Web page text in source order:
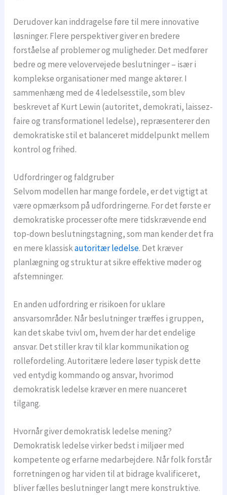
Derudover kan inddragelse føre til mere innovative
løsninger. Flere perspektiver giver en bredere
forståelse af problemer og muligheder. Det medfører
bedre og mere velovervejede beslutninger – især i
komplekse organisationer med mange aktører. I
sammenhæng med de 4 ledelsesstile, som blev
beskrevet af Kurt Lewin (autoritet, demokrati, laissez-
faire og transformationel ledelse), repræsenterer den
demokratiske stil et balanceret middelpunkt mellem
kontrol og frihed.
Udfordringer og faldgruber
Selvom modellen har mange fordele, er det vigtigt at
være opmærksom på udfordringerne. For det første er
demokratiske processer ofte mere tidskrævende end
top-down beslutningstagning, som man kender det fra
en mere klassiskautoritær ledelse. Det kræver
planlægning og struktur at sikre effektive møder og
afstemninger.
En anden udfordring er risikoen for uklare
ansvarsområder. Når beslutninger træffes i gruppen,
kan det skabe tvivl om, hvem der har det endelige
ansvar. Det stiller krav til klar kommunikation og
rollefordeling. Autoritære ledere løser typisk dette
ved entydig kommando og ansvar, hvorimod
demokratisk ledelse kræver en mere nuanceret
tilgang.
Hvornår giver demokratisk ledelse mening?
Demokratisk ledelse virker bedst i miljøer med
kompetente og erfarne medarbejdere. Når folk forstår
forretningen og har viden til at bidrage kvalificeret,
bliver fælles beslutninger langt mere konstruktive.